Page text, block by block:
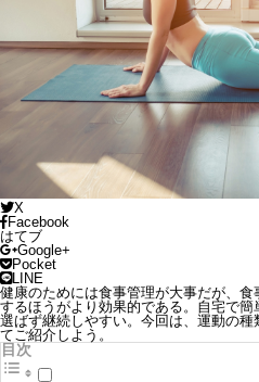
X
Facebook
はてブ
Google+
Pocket
LINE
健康のためには食事管理が大事だが、
するほうがより効果的である。自宅で
選ばず継続しやすい。今回は、運動の
てご紹介しよう。
目次